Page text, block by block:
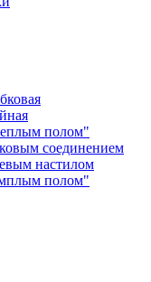
полом"
соединением
настилом
полом"